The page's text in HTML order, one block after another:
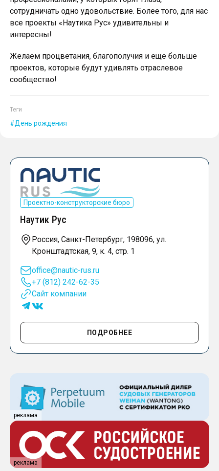
сотрудничать одно удовольствие. Более того, для нас
все проекты «Наутика Рус» удивительны и
интересны!
Желаем процветания, благополучия и еще больше
проектов, которые будут удивлять отраслевое
сообщество!
Теги
День рождения
Проектно-конструкторские бюро
Наутик Рус
Россия, Санкт-Петербург, 198096, ул.
Кронштадтская, 9, к. 4, стр. 1
office@nautic-rus.ru
+7 (812) 242-62-35
Сайт компании
ПОДРОБНЕЕ
реклама
реклама